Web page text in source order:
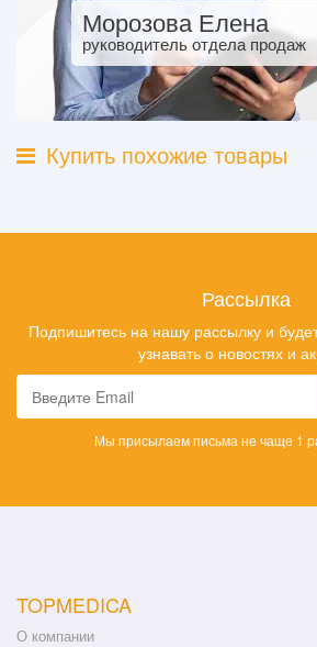
Морозова Елена
руководитель отдела продаж
Купить похожие товары
Рассылка
Подпишитесь на нашу рассылку и
узнавать о новостях и
Мы присылаем письма не чаще 1
TOPMEDICA
О компании